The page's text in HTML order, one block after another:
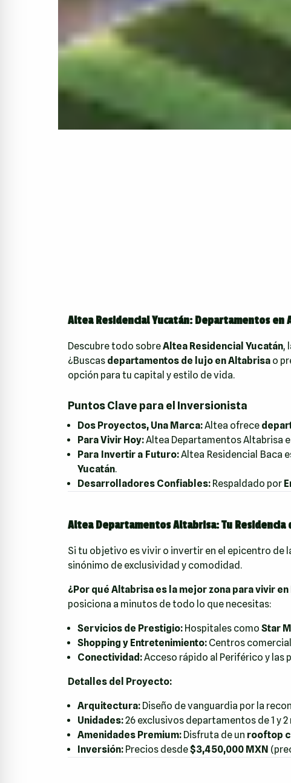
Altea Residencial Yucatán: Departamentos en
Descubre todo sobreAltea Residencial Yucatán,
¿Buscas departamentos de lujo en Altabrisa o
opción para tu capital y estilo de vida.
Puntos Clave para el Inversionista
Dos Proyectos, Una Marca:Altea ofrece
Para Vivir Hoy:Altea Departamentos Altabrisa
Para Invertir a Futuro:Altea Residencial Baca
Yucatán.
Desarrolladores Confiables: Respaldado por
Altea Departamentos Altabrisa: Tu Residencia
Si tu objetivo es vivir o invertir en el epicentro de
sinónimo de exclusividad y comodidad.
¿Por qué Altabrisa es la mejor zona para vivir en
posiciona a minutos de todo lo que necesitas:
Servicios de Prestigio: Hospitales como Star
Shopping y Entretenimiento: Centros
Conectividad:Acceso rápido al Periférico y las
Detalles del Proyecto:
Arquitectura: Diseño de vanguardia por la
Unidades:26 exclusivos departamentos de 1 y
Amenidades Premium: Disfruta de un rooftop
Inversión: Precios desde$3,450,000 MXN